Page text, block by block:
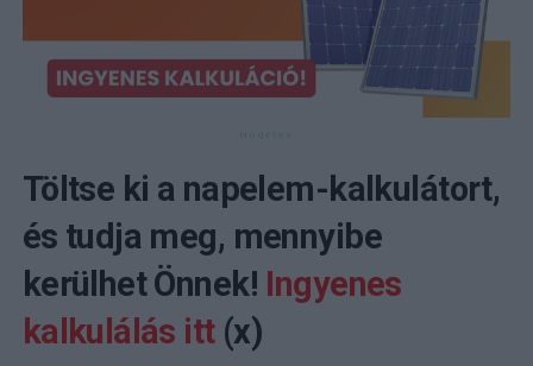
Töltse ki a napelem-kalkulátort,
és tudja meg, mennyibe
kerülhet Önnek! Ingyenes
kalkulálás itt (x)